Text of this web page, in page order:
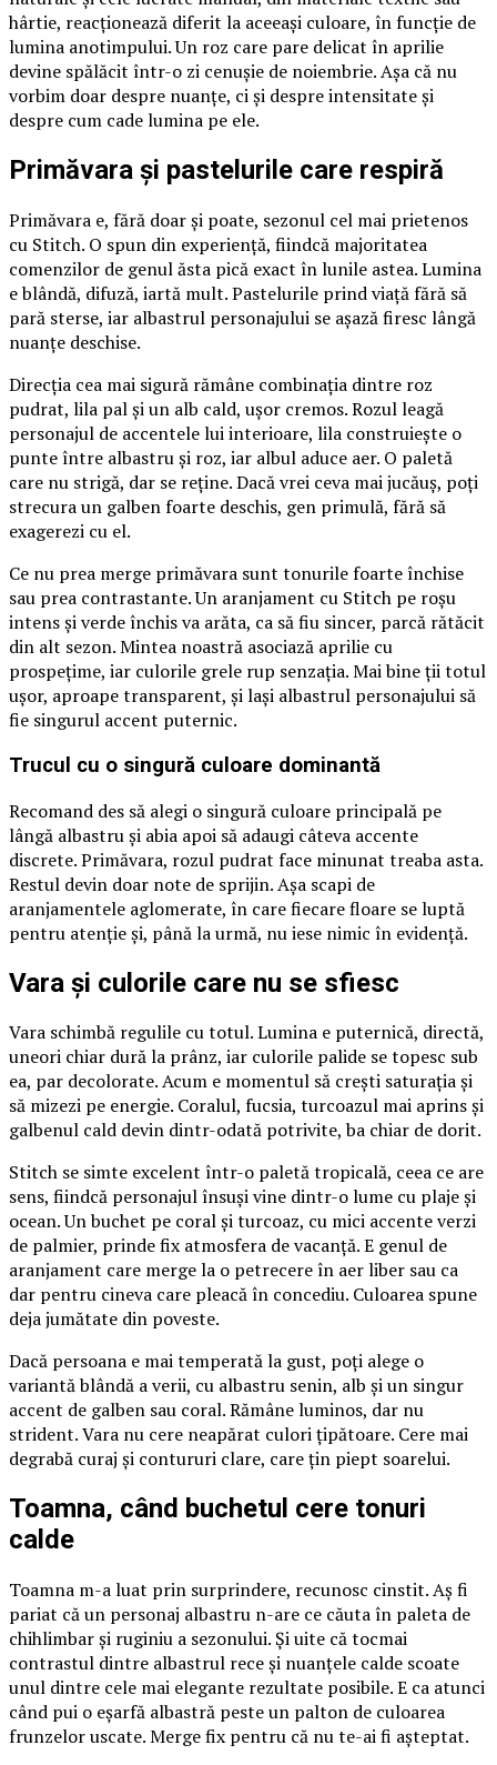
hârtie, reacționează diferit la aceeași culoare, în funcție de
lumina anotimpului. Un roz care pare delicat în aprilie
devine spălăcit într-o zi cenușie de noiembrie. Așa că nu
vorbim doar despre nuanțe, ci și despre intensitate și
despre cum cade lumina pe ele.
Primăvara și pastelurile care respiră
Primăvara e, fără doar și poate, sezonul cel mai prietenos
cu Stitch. O spun din experiență, fiindcă majoritatea
comenzilor de genul ăsta pică exact în lunile astea. Lumina
e blândă, difuză, iartă mult. Pastelurile prind viață fără să
pară sterse, iar albastrul personajului se așază firesc lângă
nuanțe deschise.
Direcția cea mai sigură rămâne combinația dintre roz
pudrat, lila pal și un alb cald, ușor cremos. Rozul leagă
personajul de accentele lui interioare, lila construiește o
punte între albastru și roz, iar albul aduce aer. O paletă
care nu strigă, dar se reține. Dacă vrei ceva mai jucăuș, poți
strecura un galben foarte deschis, gen primulă, fără să
exagerezi cu el.
Ce nu prea merge primăvara sunt tonurile foarte închise
sau prea contrastante. Un aranjament cu Stitch pe roșu
intens și verde închis va arăta, ca să fiu sincer, parcă rătăcit
din alt sezon. Mintea noastră asociază aprilie cu
prospețime, iar culorile grele rup senzația. Mai bine ții totul
ușor, aproape transparent, și lași albastrul personajului să
fie singurul accent puternic.
Trucul cu o singură culoare dominantă
Recomand des să alegi o singură culoare principală pe
lângă albastru și abia apoi să adaugi câteva accente
discrete. Primăvara, rozul pudrat face minunat treaba asta.
Restul devin doar note de sprijin. Așa scapi de
aranjamentele aglomerate, în care fiecare floare se luptă
pentru atenție și, până la urmă, nu iese nimic în evidență.
Vara și culorile care nu se sfiesc
Vara schimbă regulile cu totul. Lumina e puternică, directă,
uneori chiar dură la prânz, iar culorile palide se topesc sub
ea, par decolorate. Acum e momentul să crești saturația și
să mizezi pe energie. Coralul, fucsia, turcoazul mai aprins și
galbenul cald devin dintr-odată potrivite, ba chiar de dorit.
Stitch se simte excelent într-o paletă tropicală, ceea ce are
sens, fiindcă personajul însuși vine dintr-o lume cu plaje și
ocean. Un buchet pe coral și turcoaz, cu mici accente verzi
de palmier, prinde fix atmosfera de vacanță. E genul de
aranjament care merge la o petrecere în aer liber sau ca
dar pentru cineva care pleacă în concediu. Culoarea spune
deja jumătate din poveste.
Dacă persoana e mai temperată la gust, poți alege o
variantă blândă a verii, cu albastru senin, alb și un singur
accent de galben sau coral. Rămâne luminos, dar nu
strident. Vara nu cere neapărat culori țipătoare. Cere mai
degrabă curaj și contururi clare, care țin piept soarelui.
Toamna, când buchetul cere tonuri
calde
Toamna m-a luat prin surprindere, recunosc cinstit. Aș fi
pariat că un personaj albastru n-are ce căuta în paleta de
chihlimbar și ruginiu a sezonului. Și uite că tocmai
contrastul dintre albastrul rece și nuanțele calde scoate
unul dintre cele mai elegante rezultate posibile. E ca atunci
când pui o eșarfă albastră peste un palton de culoarea
frunzelor uscate. Merge fix pentru că nu te-ai fi așteptat.